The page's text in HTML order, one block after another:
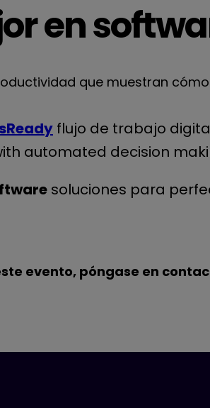
en
que muestran
flujo de trabajo
automated decision
soluciones para
evento, póngase en